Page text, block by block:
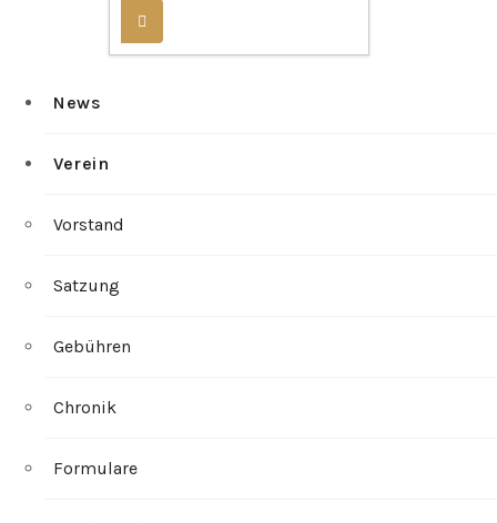
News
Verein
Vorstand
Satzung
Gebühren
Chronik
Formulare